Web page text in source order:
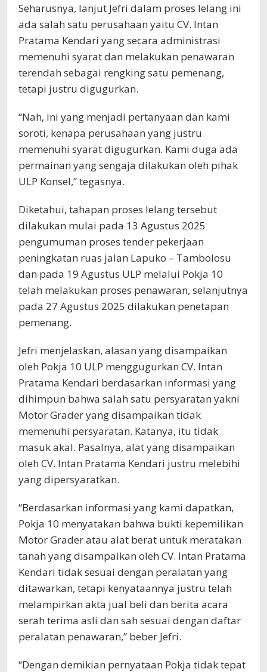
Seharusnya, lanjut Jefri dalam proses lelang ini
ada salah satu perusahaan yaitu CV. Intan
Pratama Kendari yang secara administrasi
memenuhi syarat dan melakukan penawaran
terendah sebagai rengking satu pemenang,
tetapi justru digugurkan.
“Nah, ini yang menjadi pertanyaan dan kami
soroti, kenapa perusahaan yang justru
memenuhi syarat digugurkan. Kami duga ada
permainan yang sengaja dilakukan oleh pihak
ULP Konsel,” tegasnya.
Diketahui, tahapan proses lelang tersebut
dilakukan mulai pada 13 Agustus 2025
pengumuman proses tender pekerjaan
peningkatan ruas jalan Lapuko – Tambolosu
dan pada 19 Agustus ULP melalui Pokja 10
telah melakukan proses penawaran, selanjutnya
pada 27 Agustus 2025 dilakukan penetapan
pemenang.
Jefri menjelaskan, alasan yang disampaikan
oleh Pokja 10 ULP menggugurkan CV. Intan
Pratama Kendari berdasarkan informasi yang
dihimpun bahwa salah satu persyaratan yakni
Motor Grader yang disampaikan tidak
memenuhi persyaratan. Katanya, itu tidak
masuk akal. Pasalnya, alat yang disampaikan
oleh CV. Intan Pratama Kendari justru melebihi
yang dipersyaratkan.
“Berdasarkan informasi yang kami dapatkan,
Pokja 10 menyatakan bahwa bukti kepemilikan
Motor Grader atau alat berat untuk meratakan
tanah yang disampaikan oleh CV. Intan Pratama
Kendari tidak sesuai dengan peralatan yang
ditawarkan, tetapi kenyataannya justru telah
melampirkan akta jual beli dan berita acara
serah terima asli dan sah sesuai dengan daftar
peralatan penawaran,” beber Jefri.
“Dengan demikian pernyataan Pokja tidak tepat